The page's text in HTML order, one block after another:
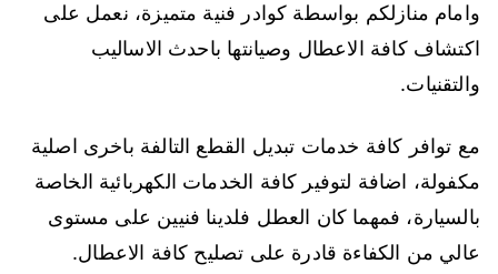
وامام منازلكم بواسطة كوادر فنية متميزة، نعمل على
اكتشاف كافة الاعطال وصيانتها باحدث الاساليب
والتقنيات.
مع توافر كافة خدمات تبديل القطع التالفة باخرى اصلية
مكفولة، اضافة لتوفير كافة الخدمات الكهربائية الخاصة
بالسيارة، فمهما كان العطل فلدينا فنيين على مستوى
عالي من الكفاءة قادرة على تصليح كافة الاعطال.